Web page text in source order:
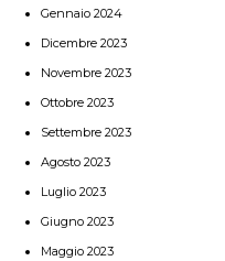
Gennaio 2024
Dicembre 2023
Novembre 2023
Ottobre 2023
Settembre 2023
Agosto 2023
Luglio 2023
Giugno 2023
Maggio 2023